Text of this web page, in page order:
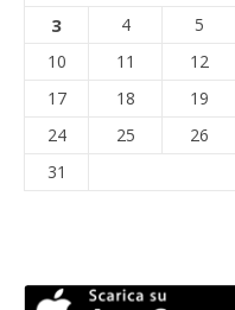
3 4 5
10
11 12
17
18 19
24
25 26
31